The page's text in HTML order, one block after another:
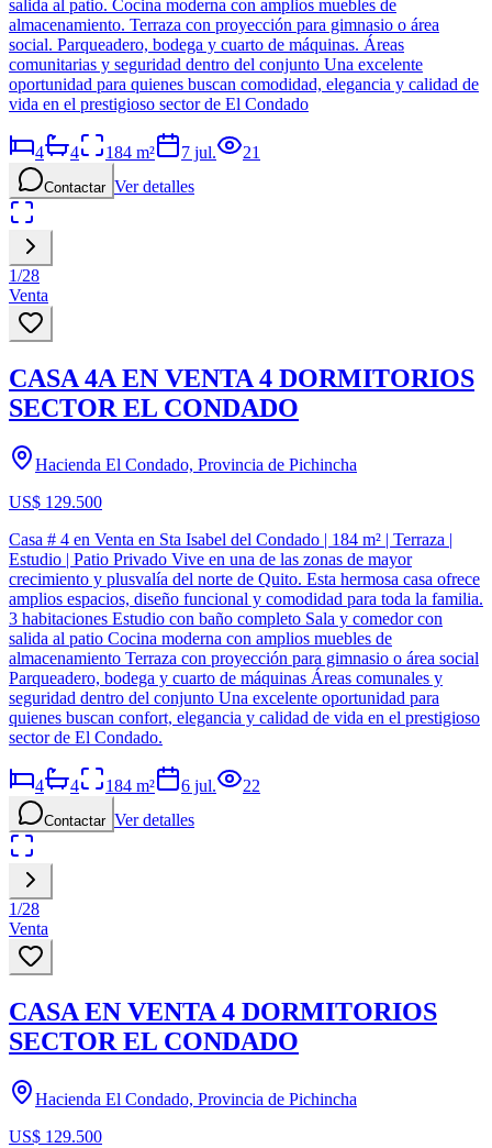
salida al patio. Cocina moderna con amplios muebles de
almacenamiento. Terraza con proyección para gimnasio o área
social. Parqueadero, bodega y cuarto de máquinas. Áreas
comunitarias y seguridad dentro del conjunto Una excelente
oportunidad para quienes buscan comodidad, elegancia y calidad de
vida en el prestigioso sector de El Condado
4 4 184 m² 7 jul. 21
Contactar Ver detalles
1/28
Venta
CASA 4A EN VENTA 4 DORMITORIOS
SECTOR EL CONDADO
Hacienda El Condado, Provincia de Pichincha
US$ 129.500
Casa # 4 en Venta en Sta Isabel del Condado | 184 m² | Terraza |
Estudio | Patio Privado Vive en una de las zonas de mayor
crecimiento y plusvalía del norte de Quito. Esta hermosa casa ofrece
amplios espacios, diseño funcional y comodidad para toda la familia.
3 habitaciones Estudio con baño completo Sala y comedor con
salida al patio Cocina moderna con amplios muebles de
almacenamiento Terraza con proyección para gimnasio o área social
Parqueadero, bodega y cuarto de máquinas Áreas comunales y
seguridad dentro del conjunto Una excelente oportunidad para
quienes buscan confort, elegancia y calidad de vida en el prestigioso
sector de El Condado.
4 4 184 m² 6 jul. 22
Contactar Ver detalles
1/28
Venta
CASA EN VENTA 4 DORMITORIOS
SECTOR EL CONDADO
Hacienda El Condado, Provincia de Pichincha
US$ 129.500